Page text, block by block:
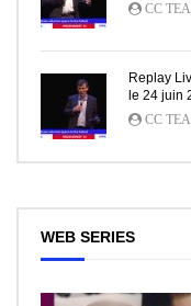
CC
Replay
le 24 juin
CC
WEB SERIES